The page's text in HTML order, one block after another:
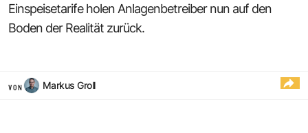
Einspeisetarife holen Anlagenbetreiber nun auf den
Boden der Realität zurück.
VON Markus Groll